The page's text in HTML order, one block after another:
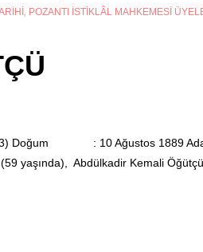
, POZANTI İSTIKLÂL MAHKEMESI
(3) Doğum : 10 Ağustos 1889
Abdülkadir Kemali